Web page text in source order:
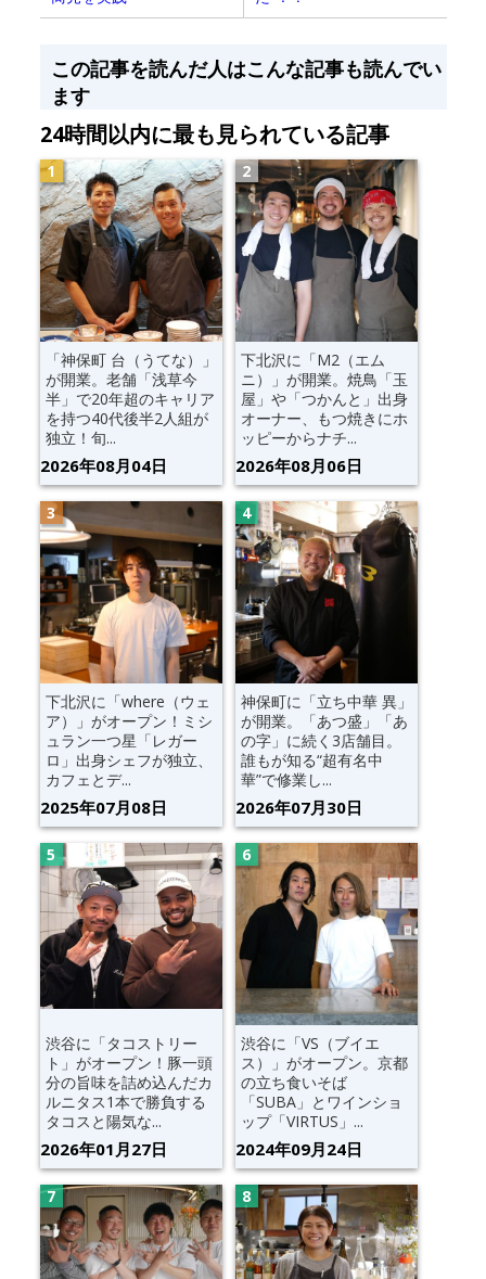
この記事を読んだ人はこんな記事も読んでい
ます
24時間以内に最も見られている記事
「神保町 台（うてな）」
が開業。老舗「浅草今
半」で20年超のキャリア
を持つ40代後半2人組が
独立！旬...
2026年08月04日
下北沢に「M2（エム
ニ）」が開業。焼鳥「玉
屋」や「つかんと」出身
オーナー、もつ焼きにホ
ッピーからナチ...
2026年08月06日
下北沢に「where（ウェ
ア）」がオープン！ミシ
ュラン一つ星「レガー
ロ」出身シェフが独立、
カフェとデ...
2025年07月08日
神保町に「立ち中華 異」
が開業。「あつ盛」「あ
の字」に続く3店舗目。
誰もが知る“超有名中
華”で修業し...
2026年07月30日
渋谷に「タコストリー
ト」がオープン！豚一頭
分の旨味を詰め込んだカ
ルニタス1本で勝負する
タコスと陽気な...
2026年01月27日
渋谷に「VS（ブイエ
ス）」がオープン。京都
の立ち食いそば
「SUBA」とワインショ
ップ「VIRTUS」...
2024年09月24日